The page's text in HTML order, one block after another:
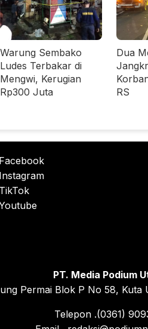
Warung Sembako
Ludes Terbakar di
Mengwi, Kerugian
Rp300 Juta
Dua
RS
Facebook
Instagram
TikTok
PT. Media Podium
Permai Blok P No 58,
Telepon .(0361)